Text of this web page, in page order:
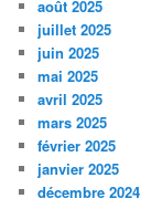
août 2025
juillet 2025
juin 2025
mai 2025
avril 2025
mars 2025
février 2025
janvier 2025
décembre 2024